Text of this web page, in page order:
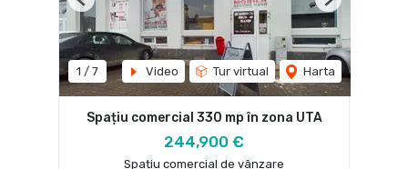
1 / 7 Video Tur virtual Harta
Previous Next
Spațiu comercial 330 mp în zona UTA
244,900 €
Spațiu comercial de vânzare